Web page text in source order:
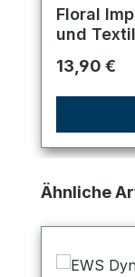
Floral
und Textil
Regulärer
13,90 €
Produktgalerie
Ähnliche